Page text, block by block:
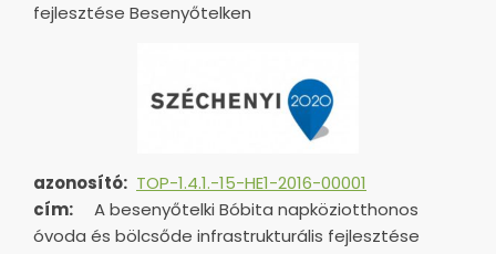
fejlesztése Besenyőtelken
azonosító: TOP-1.4.1.-15-HE1-2016-00001
cím:
A besenyőtelki Bóbita napköziotthonos
óvoda és bölcsőde infrastrukturális fejlesztése